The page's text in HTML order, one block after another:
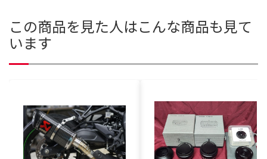
この商品を見た人はこんな商品も見て
います